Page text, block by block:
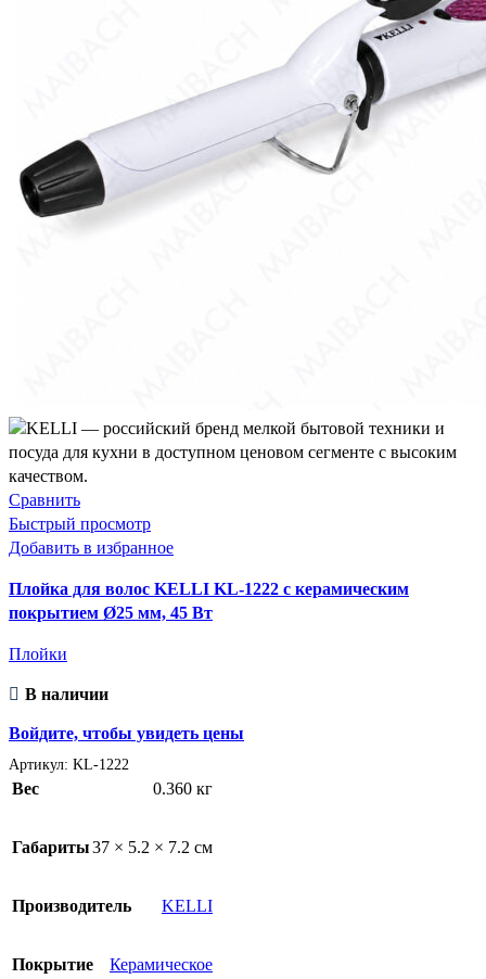
Сравнить
Быстрый просмотр
Добавить в избранное
Плойка для волос KELLI KL-1222 с керамическим
покрытием Ø25 мм, 45 Вт
Плойки
В наличии
Войдите, чтобы увидеть цены
Артикул: KL-1222
Вес 0.360 кг
Габариты37 × 5.2 × 7.2 см
Производитель KELLI
Покрытие Керамическое